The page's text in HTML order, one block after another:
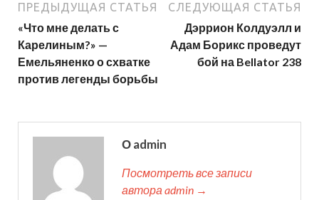
ПРЕДЫДУЩАЯ СТАТЬЯ
«Что мне делать с
Карелиным?» —
Емельяненко о схватке
против легенды борьбы
СЛЕДУЮЩАЯ СТАТЬЯ
Дэррион Колдуэлл и
Адам Борикс проведут
бой на Bellator 238
О admin
Посмотреть все записи
автора admin →